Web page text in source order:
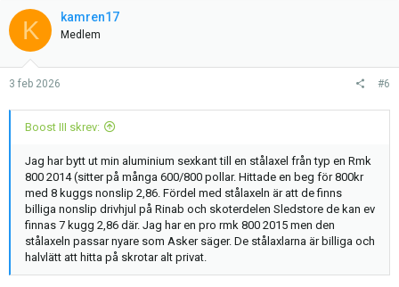
K kamren17
Medlem
3 feb 2026 #6
Boost III skrev:
Jag har bytt ut min aluminium sexkant till en stålaxel från typ en Rmk
800 2014 (sitter på många 600/800 pollar. Hittade en beg för 800kr
med 8 kuggs nonslip 2,86. Fördel med stålaxeln är att de finns
billiga nonslip drivhjul på Rinab och skoterdelen Sledstore de kan ev
finnas 7 kugg 2,86 där. Jag har en pro rmk 800 2015 men den
stålaxeln passar nyare som Asker säger. De stålaxlarna är billiga och
halvlätt att hitta på skrotar alt privat.